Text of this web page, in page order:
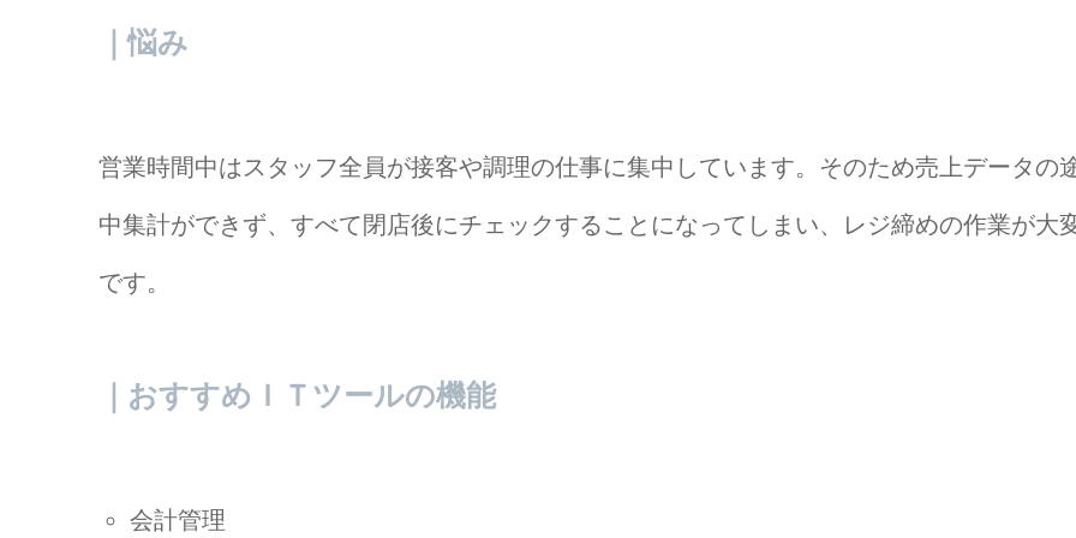
｜悩み
営業時間中はスタッフ全員が接客や調理の仕事に集中しています。そのため売上データの
中集計ができず、すべて閉店後にチェックすることになってしまい、レジ締めの作業が大
です。
｜おすすめＩＴツールの機能
会計管理